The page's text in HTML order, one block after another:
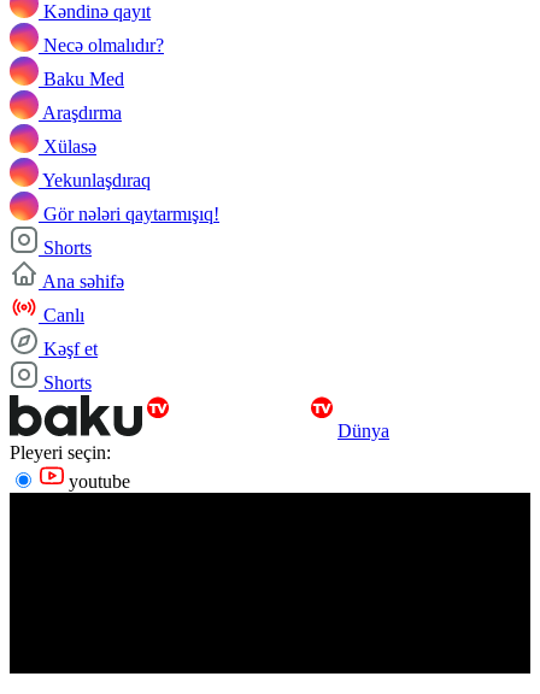
Kəndinə qayıt
Necə olmalıdır?
Baku Med
Araşdırma
Xülasə
Yekunlaşdıraq
Gör nələri qaytarmışıq!
Shorts
Ana səhifə
Canlı
Kəşf et
Shorts
Dünya
Pleyeri seçin:
youtube